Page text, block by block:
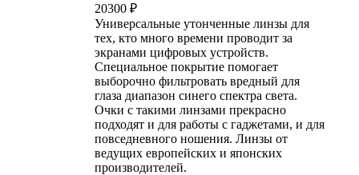
20300 ₽
Универсальные утонченные линзы для
тех, кто много времени проводит за
экранами цифровых устройств.
Специальное покрытие помогает
выборочно фильтровать вредный для
глаза диапазон синего спектра света.
Очки с такими линзами прекрасно
подходят и для работы с гаджетами, и для
повседневного ношения. Линзы от
ведущих европейских и японских
производителей.